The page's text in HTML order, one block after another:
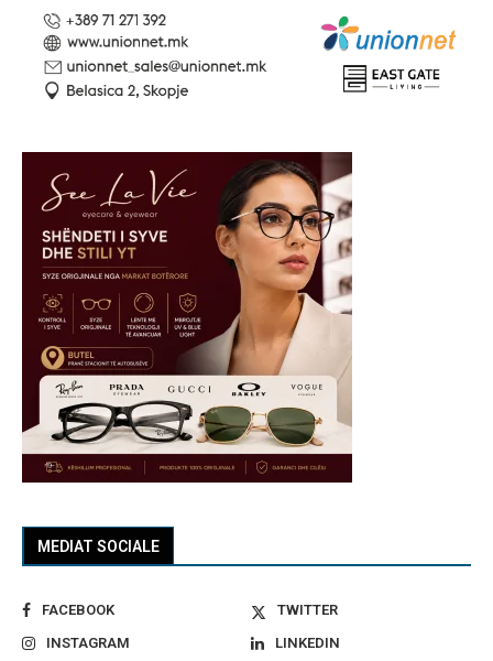
MEDIAT SOCIALE
FACEBOOK
TWITTER
INSTAGRAM
LINKEDIN